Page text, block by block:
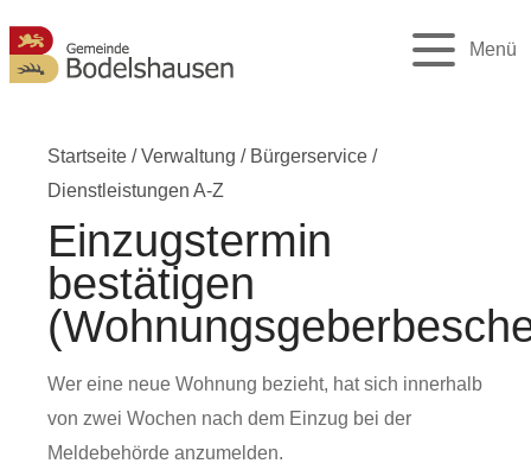
Menü
Startseite /Verwaltung / Bürgerservice /
Dienstleistungen A-Z
Einzugstermin
bestätigen
Wer eine neue Wohnung bezieht, hat sich innerhalb
von zwei Wochen nach dem Einzug bei der
Meldebehörde anzumelden.